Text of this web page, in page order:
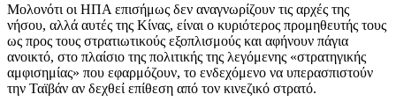
Μολονότι οι ΗΠΑ επισήμως δεν αναγνωρίζουν τις αρχές της
νήσου, αλλά αυτές της Κίνας, είναι ο κυριότερος προμηθευτής τους
ως προς τους στρατιωτικούς εξοπλισμούς και αφήνουν πάγια
ανοικτό, στο πλαίσιο της πολιτικής της λεγόμενης «στρατηγικής
αμφισημίας» που εφαρμόζουν, το ενδεχόμενο να υπερασπιστούν
την Ταϊβάν αν δεχθεί επίθεση από τον κινεζικό στρατό.